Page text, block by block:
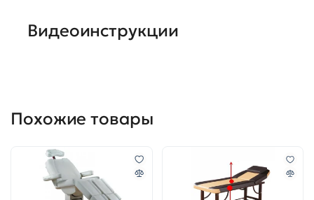
Видеоинструкции
Похожие товары